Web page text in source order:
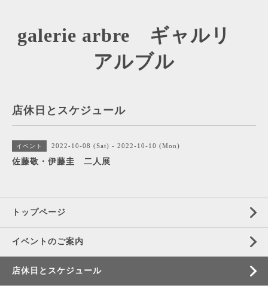
galerie arbre ギャルリ
アルブル
店休日とスケジュール
イベント 2022-10-08 (Sat) - 2022-10-10 (Mon)
佐藤敬・伊藤圭 二人展
トップページ
イベントのご案内
店休日とスケジュール